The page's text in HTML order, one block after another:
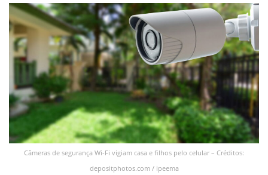
Câmeras de segurança Wi-Fi vigiam casa e filhos pelo celular – Créditos:
depositphotos.com / ipeema